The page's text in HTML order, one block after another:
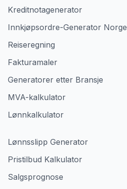
Kreditnotagenerator
Innkjøpsordre-Generator Norge
Reiseregning
Fakturamaler
Generatorer etter Bransje
MVA-kalkulator
Lønnkalkulator
Lønnsslipp Generator
Pristilbud Kalkulator
Salgsprognose